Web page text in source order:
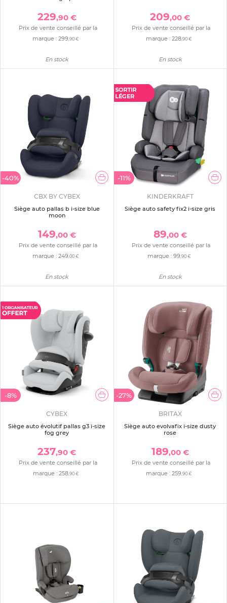
229,90 €
Prix de vente conseillé par la
marque :299,90 €
En stock
209,00 €
Prix de vente conseillé par la
marque :228,90 €
En stock
-40%
CBX BY CYBEX
Siège auto pallas b i-size blue
moon
149,00 €
Prix de vente conseillé par la
marque :249,00 €
En stock
-11%
KINDERKRAFT
Siège auto safety fix2 i-size gris
89,00 €
Prix de vente conseillé par la
marque : 99,90 €
En stock
-8%
CYBEX
Siège auto évolutif pallas g3 i-size
fog grey
237,90 €
Prix de vente conseillé par la
marque : 258,90 €
-27%
BRITAX
Siège auto evolvafix i-size dusty
rose
189,00 €
Prix de vente conseillé par la
marque :259,90 €